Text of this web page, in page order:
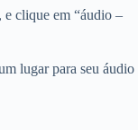
clique em “áudio –
lugar para seu áudio